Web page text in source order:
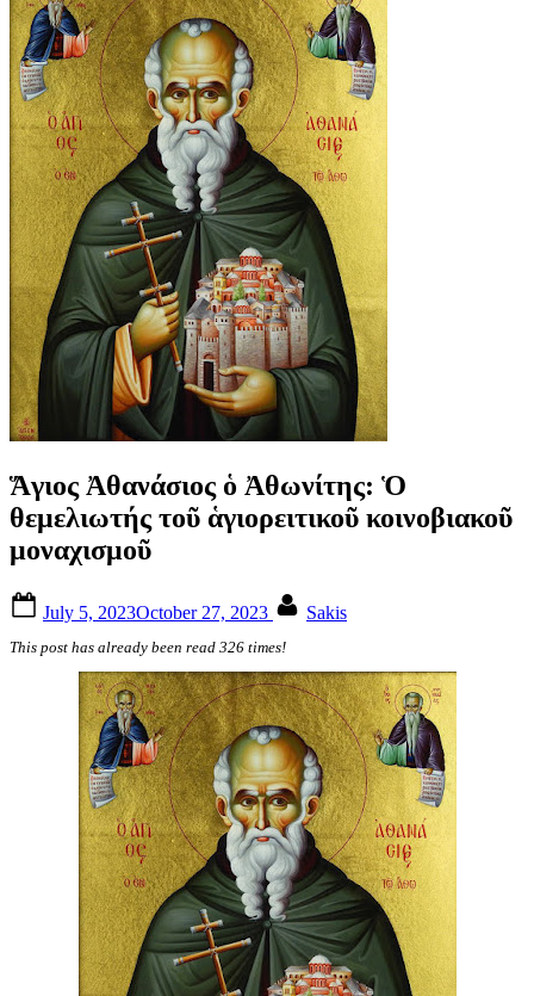
Ἅγιος Ἀθανάσιος ὁ Ἀθωνίτης: Ὁ
θεμελιωτής τοῦ ἁγιορειτικοῦ κοινοβιακοῦ
μοναχισμοῦ
on
July 5, 2023October 27, 2023 Sakis
This post has already been read 326 times!